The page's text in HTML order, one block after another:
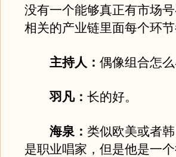
没有一个能够真正有市场
相关的产业链里面每个环
主持人： 偶像组合怎
羽凡： 长的好。
海泉： 类似欧美或者
是职业唱家，但是他是一